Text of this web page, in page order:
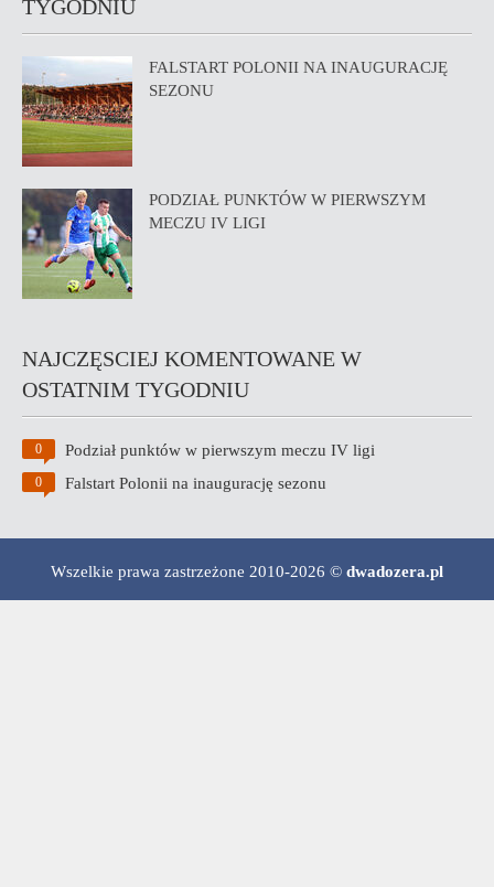
TYGODNIU
FALSTART POLONII NA INAUGURACJĘ
SEZONU
PODZIAŁ PUNKTÓW W PIERWSZYM
MECZU IV LIGI
NAJCZĘSCIEJ KOMENTOWANE W
OSTATNIM TYGODNIU
0 Podział punktów w pierwszym meczu IV ligi
0 Falstart Polonii na inaugurację sezonu
Wszelkie prawa zastrzeżone 2010-2026 © dwadozera.pl